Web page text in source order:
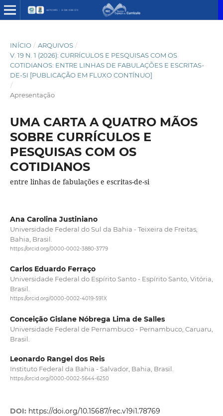
INÍCIO / ARQUIVOS /
V. 19 N. 1 (2026): CURRÍCULOS E PESQUISAS COM OS
COTIDIANOS: ENTRE LINHAS DE FABULAÇÕES E ESCRITAS-
DE-SI [PUBLICAÇÃO EM FLUXO CONTÍNUO]
/
Apresentação
UMA CARTA A QUATRO MÃOS
SOBRE CURRÍCULOS E
PESQUISAS COM OS
COTIDIANOS
entre linhas de fabulações e escritas-de-si
Ana Carolina Justiniano
Universidade Federal do Sul da Bahia - Teixeira de Freitas,
Bahia, Brasil.
https://orcid.org/0000-0002-3880-3779
Carlos Eduardo Ferraço
Universidade Federal do Espírito Santo - Espírito Santo, Vitória,
Brasil.
https://orcid.org/0000-0002-4019-591X
Conceição Gislane Nóbrega Lima de Salles
Universidade Federal de Pernambuco - Pernambuco, Caruaru,
Brasil.
Leonardo Rangel dos Reis
Instituto Federal da Bahia - Salvador, Bahia, Brasil.
https://orcid.org/0000-0002-5644-6250
DOI: https://doi.org/10.15687/rec.v19i1.78769